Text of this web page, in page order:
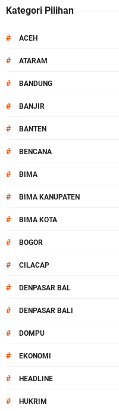
Kategori Pilihan
# ACEH
# ATARAM
# BANDUNG
# BANJIR
# BANTEN
# BENCANA
# BIMA
# BIMA KANUPATEN
# BIMA KOTA
# BOGOR
# CILACAP
# DENPASAR BAL
# DENPASAR BALI
# DOMPU
# EKONOMI
# HEADLINE
# HUKRIM